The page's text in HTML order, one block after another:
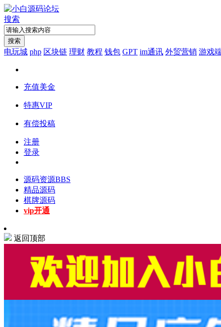
搜索
搜索
电玩城 php 区块链 理财 教程 钱包 GPT im通讯 外贸营销 游戏
充值美金
特惠VIP
有偿投稿
注册
登录
源码资源BBS
精品源码
棋牌源码
vip开通
返回顶部